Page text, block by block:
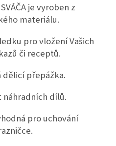
je vyroben z
materiálu.
pro vložení Vašich
či receptů.
dělicí přepážka.
náhradních dílů.
pro uchování